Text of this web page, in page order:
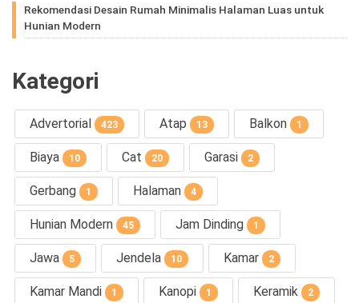
Rekomendasi Desain Rumah Minimalis Halaman Luas untuk
Hunian Modern
Kategori
Advertorial 423 Atap 13 Balkon 1
Biaya 10 Cat 20 Garasi 2
Gerbang 1 Halaman 4
Hunian Modern 45 Jam Dinding 1
Jawa 5 Jendela 10 Kamar 2
Kamar Mandi 1 Kanopi 1 Keramik 2